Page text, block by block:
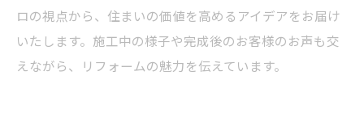
ロの視点から、住まいの価値を高めるアイデアをお届け
いたします。施工中の様子や完成後のお客様のお声も交
えながら、リフォームの魅力を伝えています。